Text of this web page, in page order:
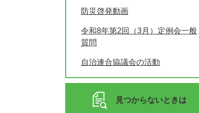
防災啓発動画
令和8年第2回（3月）定例会一般
質問
自治連合協議会の活動
見つからないときは